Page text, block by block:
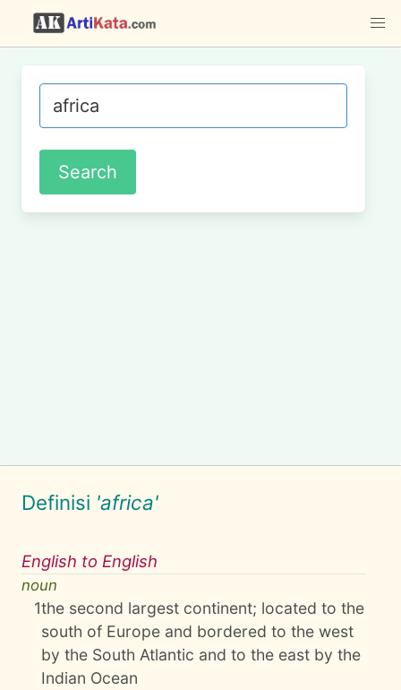
Definisi 'africa'
English to English
noun
1the second largest continent; located to the
south of Europe and bordered to the west
by the South Atlantic and to the east by the
Indian Ocean